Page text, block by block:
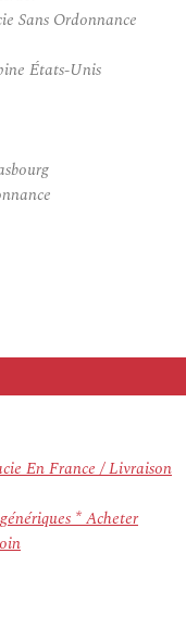
Sans Ordonnance
États-Unis
En France / Livraison
* Acheter